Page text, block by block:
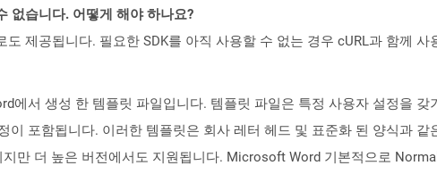
없습니다. 어떻게 해야 하나요?
제공됩니다. 필요한 SDK를 아직 사용할 수 없는 경우 cURL과 함께 사
에서 생성 한 템플릿 파일입니다. 템플릿 파일은 특정 사용자 설정을
이 포함됩니다. 이러한 템플릿은 회사 레터 헤드 및 표준화 된 양식과 같
만 더 높은 버전에서도 지원됩니다. Microsoft Word 기본적으로